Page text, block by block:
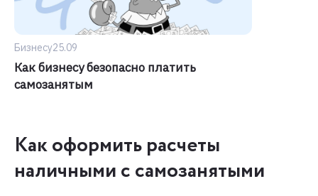
Бизнесу25.09
Как бизнесу безопасно платить
самозанятым
Как оформить расчеты
наличными с самозанятыми